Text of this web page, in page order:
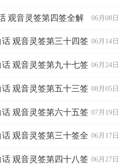
全力经营，将有欢喜的成果。
议以自己的信誉，则能赢得擢
搏吧！
惊奇的好成果。
好价钱。若是问买入者，可以
06月08日
观音灵签第四签全解
06月14日
观音灵签第三十四签
06月24日
观音灵签第九十七签
08月05日
观音灵签第五十三签
07月19日
观音灵签第六十五签
06月17日
观音灵签第三十签全
06月27日
观音灵签第四十八签